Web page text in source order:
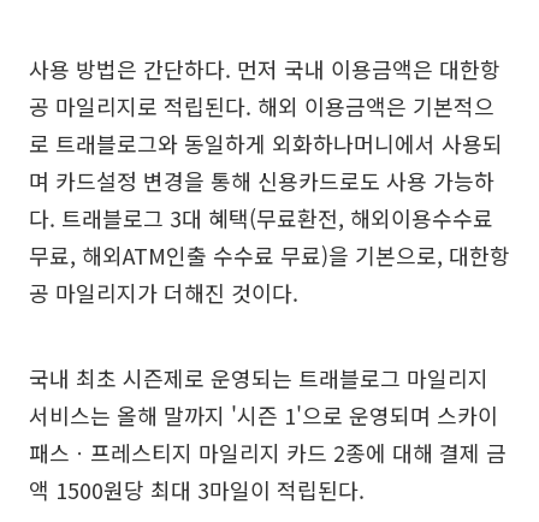
사용 방법은 간단하다. 먼저 국내 이용금액은 대한항
공 마일리지로 적립된다. 해외 이용금액은 기본적으
로 트래블로그와 동일하게 외화하나머니에서 사용되
며 카드설정 변경을 통해 신용카드로도 사용 가능하
다. 트래블로그 3대 혜택(무료환전, 해외이용수수료
무료, 해외ATM인출 수수료 무료)을 기본으로, 대한항
공 마일리지가 더해진 것이다.
국내 최초 시즌제로 운영되는 트래블로그 마일리지
서비스는 올해 말까지 '시즌 1'으로 운영되며 스카이
패스ㆍ프레스티지 마일리지 카드 2종에 대해 결제 금
액 1500원당 최대 3마일이 적립된다.